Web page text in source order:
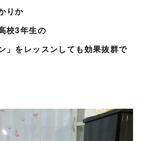
りか
校3年生の
」をレッスンしても効果抜群で